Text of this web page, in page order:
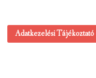
Adatkezelési Tájékoztató